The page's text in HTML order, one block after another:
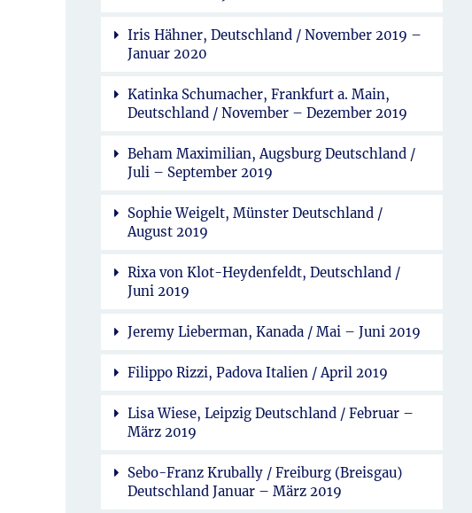
Iris Hähner, Deutschland / November 2019 –
Januar 2020
Katinka Schumacher, Frankfurt a. Main,
Deutschland / November – Dezember 2019
Beham Maximilian, Augsburg Deutschland /
Juli – September 2019
Sophie Weigelt, Münster Deutschland /
August 2019
Rixa von Klot-Heydenfeldt, Deutschland /
Juni 2019
Jeremy Lieberman, Kanada / Mai – Juni 2019
Filippo Rizzi, Padova Italien / April 2019
Lisa Wiese, Leipzig Deutschland / Februar –
März 2019
Sebo-Franz Krubally / Freiburg (Breisgau)
Deutschland Januar – März 2019